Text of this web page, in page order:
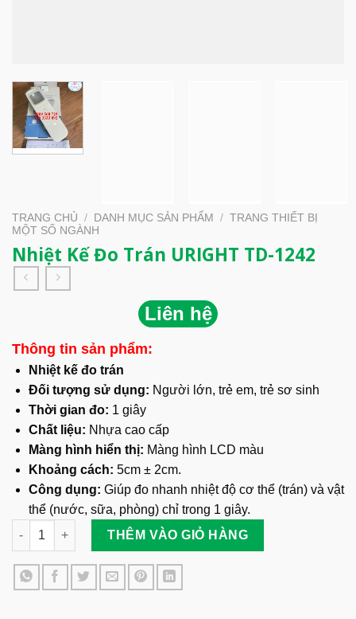
TRANG CHỦ / DANH MỤC SẢN PHẨM / TRANG THIẾT BỊ
MỘT SỐ NGÀNH
Nhiệt Kế Đo Trán URIGHT TD-1242
Liên hệ
Thông tin sản phẩm:
Nhiệt kế đo trán
Đối tượng sử dụng: Người lớn, trẻ em, trẻ sơ sinh
Thời gian đo: 1 giây
Chất liệu: Nhựa cao cấp
Màng hình hiển thị: Màng hình LCD màu
Khoảng cách: 5cm ± 2cm.
Công dụng: Giúp đo nhanh nhiệt độ cơ thể (trán) và vật
thể (nước, sữa, phòng) chỉ trong 1 giây.
Nhiệt Kế Đo Trán URIGHT TD-1242 số lượng
THÊM VÀO GIỎ HÀNG